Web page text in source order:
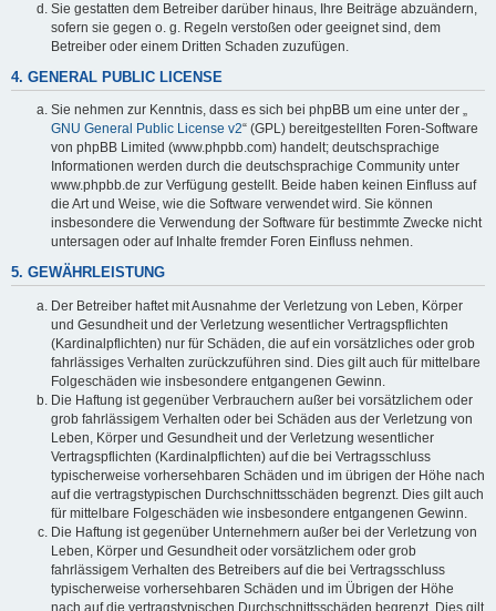
Sie gestatten dem Betreiber darüber hinaus, Ihre Beiträge abzuändern,
sofern sie gegen o. g. Regeln verstoßen oder geeignet sind, dem
Betreiber oder einem Dritten Schaden zuzufügen.
4. GENERAL PUBLIC LICENSE
Sie nehmen zur Kenntnis, dass es sich bei phpBB um eine unter der „
GNU General Public License v2“ (GPL) bereitgestellten Foren-Software
von phpBB Limited (www.phpbb.com) handelt; deutschsprachige
Informationen werden durch die deutschsprachige Community unter
www.phpbb.de zur Verfügung gestellt. Beide haben keinen Einfluss auf
die Art und Weise, wie die Software verwendet wird. Sie können
insbesondere die Verwendung der Software für bestimmte Zwecke nicht
untersagen oder auf Inhalte fremder Foren Einfluss nehmen.
5. GEWÄHRLEISTUNG
Der Betreiber haftet mit Ausnahme der Verletzung von Leben, Körper
und Gesundheit und der Verletzung wesentlicher Vertragspflichten
(Kardinalpflichten) nur für Schäden, die auf ein vorsätzliches oder grob
fahrlässiges Verhalten zurückzuführen sind. Dies gilt auch für mittelbare
Folgeschäden wie insbesondere entgangenen Gewinn.
Die Haftung ist gegenüber Verbrauchern außer bei vorsätzlichem oder
grob fahrlässigem Verhalten oder bei Schäden aus der Verletzung von
Leben, Körper und Gesundheit und der Verletzung wesentlicher
Vertragspflichten (Kardinalpflichten) auf die bei Vertragsschluss
typischerweise vorhersehbaren Schäden und im übrigen der Höhe nach
auf die vertragstypischen Durchschnittsschäden begrenzt. Dies gilt auch
für mittelbare Folgeschäden wie insbesondere entgangenen Gewinn.
Die Haftung ist gegenüber Unternehmern außer bei der Verletzung von
Leben, Körper und Gesundheit oder vorsätzlichem oder grob
fahrlässigem Verhalten des Betreibers auf die bei Vertragsschluss
typischerweise vorhersehbaren Schäden und im Übrigen der Höhe
nach auf die vertragstypischen Durchschnittsschäden begrenzt. Dies gilt